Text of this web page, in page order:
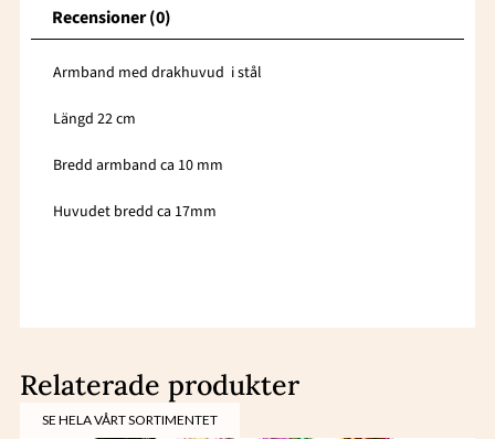
Recensioner (0)
Armband med drakhuvud i stål
Längd 22 cm
Bredd armband ca 10 mm
Huvudet bredd ca 17mm
Relaterade produkter
SE HELA VÅRT SORTIMENTET